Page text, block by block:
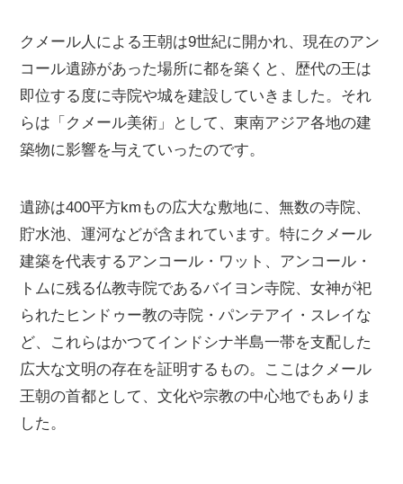
クメール人による王朝は9世紀に開かれ、現在のアン
コール遺跡があった場所に都を築くと、歴代の王は
即位する度に寺院や城を建設していきました。それ
らは「クメール美術」として、東南アジア各地の建
築物に影響を与えていったのです。
遺跡は400平方kmもの広大な敷地に、無数の寺院、
貯水池、運河などが含まれています。特にクメール
建築を代表するアンコール・ワット、アンコール・
トムに残る仏教寺院であるバイヨン寺院、女神が祀
られたヒンドゥー教の寺院・パンテアイ・スレイな
ど、これらはかつてインドシナ半島一帯を支配した
広大な文明の存在を証明するもの。ここはクメール
王朝の首都として、文化や宗教の中心地でもありま
した。